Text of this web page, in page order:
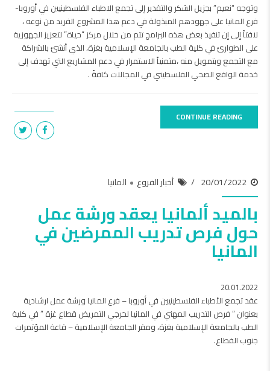
وتوجه “نعيم” بجزيل الشكر والتقدير إلى تجمع الاطباء الفلسطينيين في أوروبا-
فرع المانيا على جهودهم المبذولة في دعم هذا المشروع الفريد من نوعه ،
لافتاً إلى إن تنفيذ بعض هذه البرامج تتم من خلال مركز “حياة” لتعزيز الجهوزية
على الطوارئ في كلية الطب بالجامعة الإسلامية بغزة، الذي أنشئ بالشراكة
مع التجمع وبتمويل منه ،متمنياً الاستمرار في دعم المشاريع التي تهدف إلى
خدمة الواقع الصحي الفلسطيني في المجالات كافةً .
CONTINUE READING
20/01/2022 أخبار الفروع المانيا
بالميد ألمانيا يعقد ورشة عمل
حول فرص تدريب الممرضين في
المانيا
20.01.2022
عقد تجمع الأطباء الفلسطينيين في أوروبا – فرع المانيا ورشة عمل ارشادية
بعنوان ” فرص التدريب المهني في المانيا لخرجي التمريض قطاع غزة ” في كلية
الطب بالجامعة الإسلامية بغزة، ومقر الجامعة الإسلامية – قاعة المؤتمرات
جنوب القطاع.